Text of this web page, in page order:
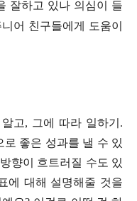
잘하고 있나 의심이 들
어 친구들에게 도움이
고, 그에 따라 일하기.
좋은 성과를 낼 수 있
향이 흐트러질 수도 있
에 대해 설명해줄 것을